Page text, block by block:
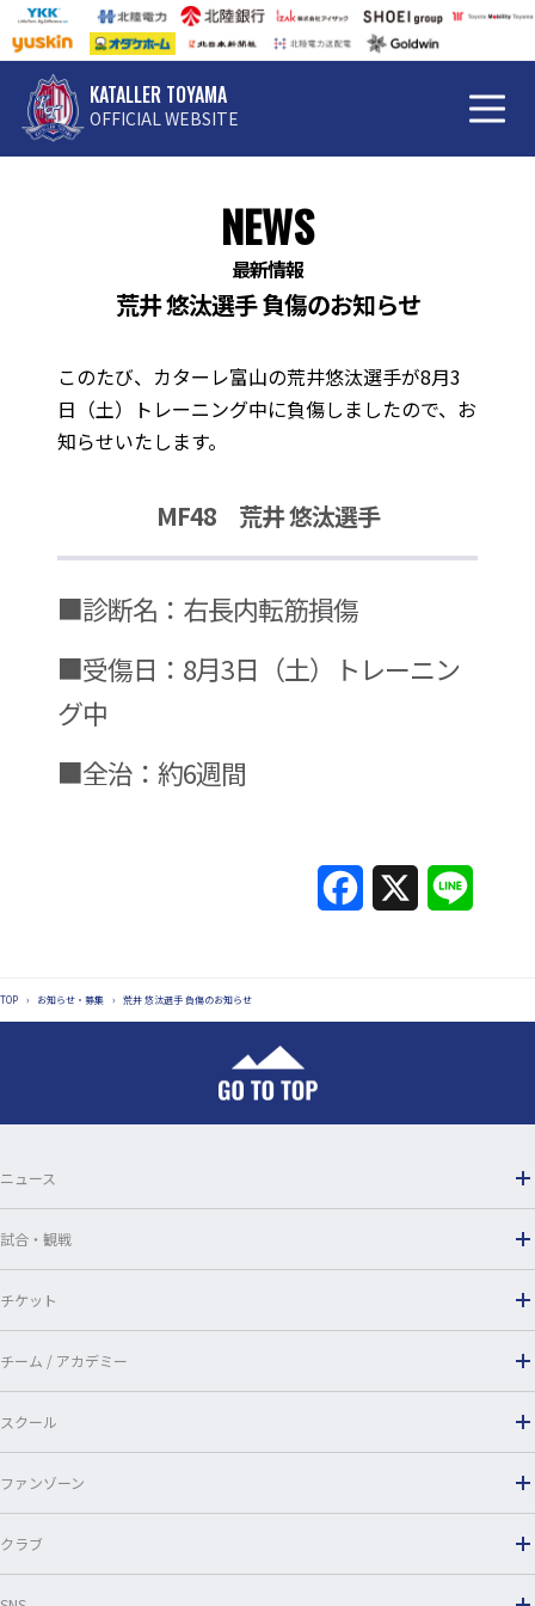
KATALLER TOYAMA
OFFICIAL WEBSITE
NEWS
最新情報
荒井 悠汰選手 負傷のお知らせ
このたび、カターレ富山の荒井悠汰選手が8月3
日（土）トレーニング中に負傷しましたので、お
知らせいたします。
MF48 荒井 悠汰選手
■診断名：右長内転筋損傷
■受傷日：8月3日（土）トレーニン
グ中
■全治：約6週間
e
k
e
TOP › お知らせ・募集 › 荒井 悠汰選手 負傷のお知らせ
ニュース
試合・観戦
チケット
チーム / アカデミー
スクール
ファンゾーン
クラブ